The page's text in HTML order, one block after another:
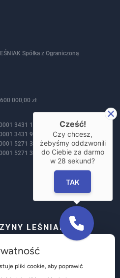
Spółka z Ograniczoną
000,00 zł
3431 1405 – PLN
3431 9386 – EUR
5271 3146 – GBP
5271 3172 – USD
LEŚNIAK
warsztatów
obsługi kół osobowych
pliki cookie, aby poprawić
Cześć!
Czy chcesz,
żebyśmy oddzwonili
do Ciebie za darmo
w 28 sekund?
TAK